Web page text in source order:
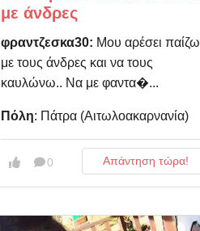
με άνδρες
φραντζεσκα30: Μου αρέσει παίζω
με τους άνδρες και να τους
καυλώνω.. Να με φαντα�...
Πόλη: Πάτρα (Αιτωλοακαρνανία)
0 Απάντηση τώρα!